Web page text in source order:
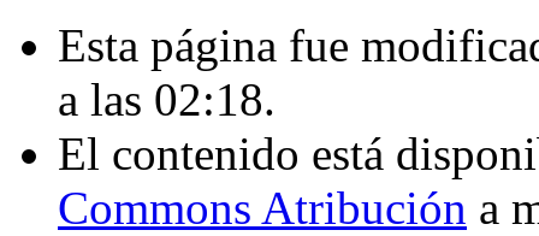
Esta página fue
a las 02:18.
El contenido está
Commons Atribución a